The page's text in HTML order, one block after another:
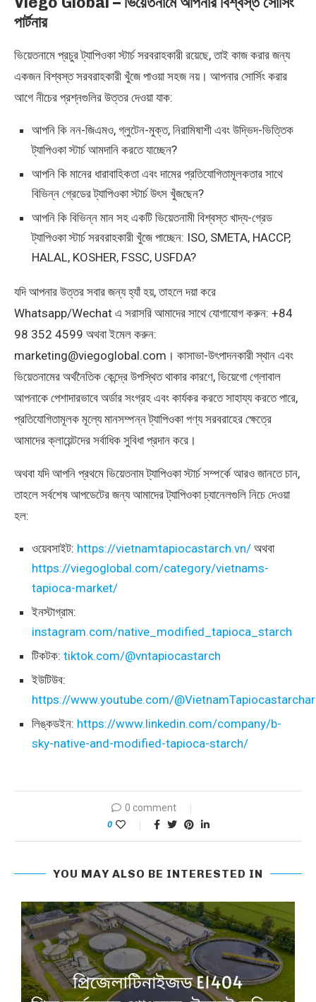
পার্টনার
ভিয়েতনামে প্রচুর ট্যাপিওকা স্টার্চ সরবরাহকারী রয়েছে, তাই কাজ করার জন্য
একজন বিশ্বস্ত সরবরাহকারী খুঁজে পাওয়া সহজ নয়। আপনার সোর্সিং করার
আগে নীচের প্রশ্নগুলির উত্তর দেওয়া যাক:
আপনি কি নন-জিএমও, গ্লুটেন-মুক্ত, নিরামিষাশী এবং উদ্ভিদ-ভিত্তিক
ট্যাপিওকা স্টার্চ আমদানি করতে যাচ্ছেন?
আপনি কি মানের ধারাবাহিকতা এবং দামের প্রতিযোগিতামূলকতার সাথে
বিভিন্ন গ্রেডের ট্যাপিওকা স্টার্চ উৎস খুঁজছেন?
আপনি কি বিভিন্ন মান সহ একটি ভিয়েতনামী বিশ্বস্ত খাদ্য-গ্রেড
ট্যাপিওকা স্টার্চ সরবরাহকারী খুঁজে পাচ্ছেন: ISO, SMETA, HACCP,
HALAL, KOSHER, FSSC, USFDA?
যদি আপনার উত্তর সবার জন্য হ্যাঁ হয়, তাহলে দয়া করে
Whatsapp/Wechat এ সরাসরি আমাদের সাথে যোগাযোগ করুন: +84
98 352 4599 অথবা ইমেল করুন:
marketing@viegoglobal.com। কাসাভা-উৎপাদনকারী স্থান এবং
ভিয়েতনামের অর্থনৈতিক কেন্দ্রে উপস্থিত থাকার কারণে, ভিয়েগো গ্লোবাল
আপনাকে পেশাদারভাবে অর্ডার সংগ্রহ এবং কার্যকর করতে সাহায্য করতে পারে,
প্রতিযোগিতামূলক মূল্যে মানসম্পন্ন ট্যাপিওকা পণ্য সরবরাহের ক্ষেত্রে
আমাদের ক্লায়েন্টদের সর্বাধিক সুবিধা প্রদান করে।
অথবা যদি আপনি প্রথমে ভিয়েতনাম ট্যাপিওকা স্টার্চ সম্পর্কে আরও জানতে চান,
তাহলে সর্বশেষ আপডেটের জন্য আমাদের ট্যাপিওকা চ্যানেলগুলি নিচে দেওয়া
হল:
ওয়েবসাইট: https://vietnamtapiocastarch.vn/ অথবা
https://viegoglobal.com/category/vietnams-
tapioca-market/
ইনস্টাগ্রাম:
instagram.com/native_modified_tapioca_starch
টিকটক: tiktok.com/@vntapiocastarch
ইউটিউব:
https://www.youtube.com/
লিঙ্কডইন: https://www.linkedin.com/company/b-
sky-native-and-modified-tapioca-starch/
0 comment
0
YOU MAY ALSO BE INTERESTED IN